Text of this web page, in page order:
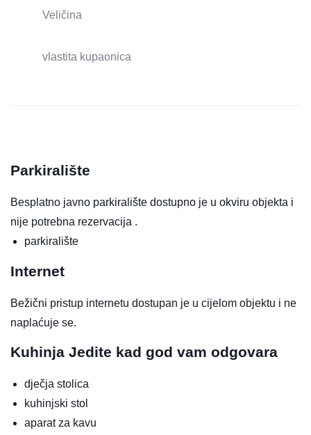
Veličina
vlastita kupaonica
Parkiralište
Besplatno javno parkiralište dostupno je u okviru objekta i
nije potrebna rezervacija .
parkiralište
Internet
Bežični pristup internetu dostupan je u cijelom objektu i ne
naplaćuje se.
Kuhinja Jedite kad god vam odgovara
dječja stolica
kuhinjski stol
aparat za kavu